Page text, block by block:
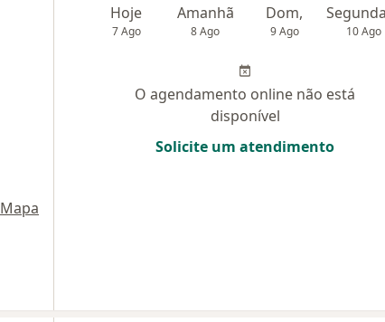
Mapa
Hoje
7 Ago
Amanhã
8 Ago
Dom,
9 Ago 10 Ago
O agendamento online não está
disponível
Solicite um atendimento